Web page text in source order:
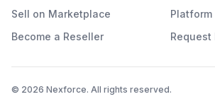
Sell on Marketplace
Become a Reseller
Platform
Request
© 2026 Nexforce. All rights reserved.